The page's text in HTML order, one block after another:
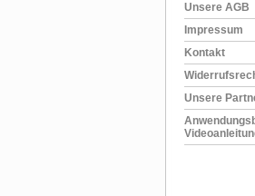
Unsere AGB
Impressum
Kontakt
Unsere